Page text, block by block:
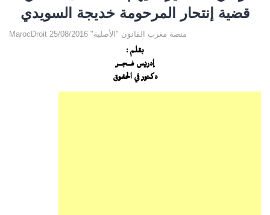
قضية إنتحار المرحومة خديجة السويدي
MarocDroit منصة مغرب القانون "الأصلية" 25/08/2016
بقلم :
إدريس فـــجـــر
دكتور في الحقوق